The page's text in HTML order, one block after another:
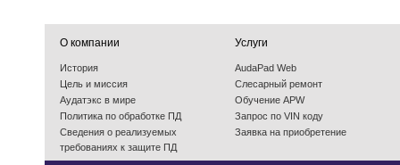
О компании
История
Цель и миссия
Аудатэкс в мире
Политика по обработке ПД
Cведения о реализуемых
требованиях к защите ПД
Услуги
AudaPad Web
Слесарный ремонт
Обучение APW
Запрос по VIN коду
Заявка на приобретение